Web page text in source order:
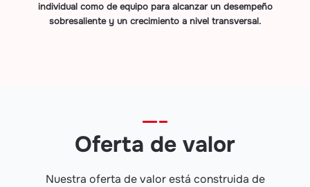
individual como de equipo para alcanzar un desempeño
sobresaliente y un crecimiento a nivel transversal.
Oferta de valor
Nuestra oferta de valor está construida de